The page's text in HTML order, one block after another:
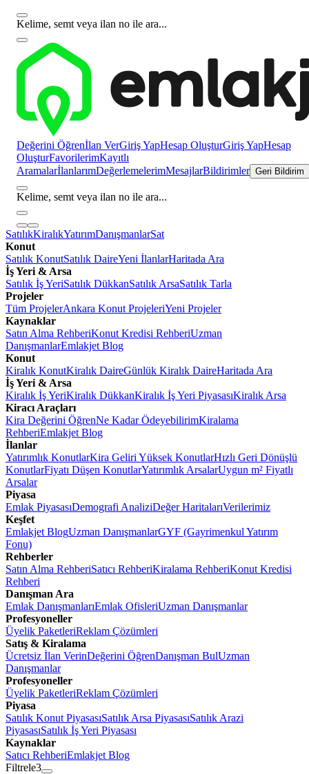
Kelime, semt veya ilan no ile ara...
Değerini Öğrenİlan VerGiriş YapHesap OluşturGiriş YapHesap
OluşturFavorilerimKayıtlı
AramalarİlanlarımDeğerlemelerimMesajlarBildirimler Geri Bildirim
Kelime, semt veya ilan no ile ara...
SatılıkKiralıkYatırımDanışmanlarSat
Konut
Satılık KonutSatılık DaireYeni İlanlarHaritada Ara
İş Yeri & Arsa
Satılık İş YeriSatılık DükkanSatılık ArsaSatılık Tarla
Projeler
Tüm ProjelerAnkara Konut ProjeleriYeni Projeler
Kaynaklar
Satın Alma RehberiKonut Kredisi RehberiUzman
DanışmanlarEmlakjet Blog
Konut
Kiralık KonutKiralık DaireGünlük Kiralık DaireHaritada Ara
İş Yeri & Arsa
Kiralık İş YeriKiralık DükkanKiralık İş Yeri PiyasasıKiralık Arsa
Kiracı Araçları
Kira Değerini ÖğrenNe Kadar ÖdeyebilirimKiralama
RehberiEmlakjet Blog
İlanlar
Yatırımlık KonutlarKira Geliri Yüksek KonutlarHızlı Geri Dönüşlü
KonutlarFiyatı Düşen KonutlarYatırımlık ArsalarUygun m² Fiyatlı
Arsalar
Piyasa
Emlak PiyasasıDemografi AnaliziDeğer HaritalarıVerilerimiz
Keşfet
Emlakjet BlogUzman DanışmanlarGYF (Gayrimenkul Yatırım
Fonu)
Rehberler
Satın Alma RehberiSatıcı RehberiKiralama RehberiKonut Kredisi
Rehberi
Danışman Ara
Emlak DanışmanlarıEmlak OfisleriUzman Danışmanlar
Profesyoneller
Üyelik PaketleriReklam Çözümleri
Satış & Kiralama
Ücretsiz İlan VerinDeğerini ÖğrenDanışman BulUzman
Danışmanlar
Profesyoneller
Üyelik PaketleriReklam Çözümleri
Piyasa
Satılık Konut PiyasasıSatılık Arsa PiyasasıSatılık Arazi
PiyasasıSatılık İş Yeri Piyasası
Kaynaklar
Satıcı RehberiEmlakjet Blog
Filtrele3